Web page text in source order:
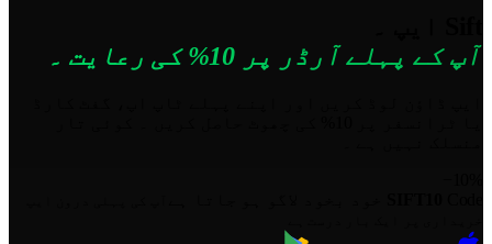
آپ کے پہلے آرڈر پر 10% کی رعایت ۔